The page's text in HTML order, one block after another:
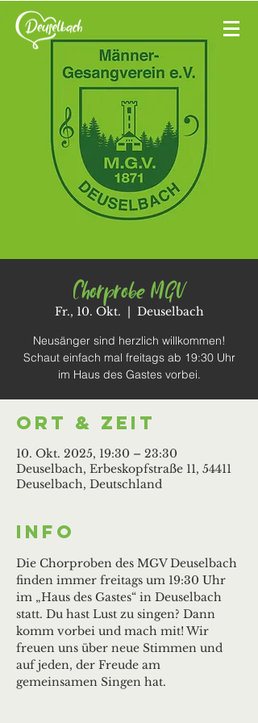
Chorprobe MGV
Fr., 10. Okt.
  |
Deuselbach
Neusänger sind herzlich willkommen!
Schaut einfach mal freitags ab 19:30 Uhr
im Haus des Gastes vorbei.
Ort & Zeit
10. Okt. 2025, 19:30 – 23:30
Deuselbach, Erbeskopfstraße 11, 54411
Deuselbach, Deutschland
Info
Die Chorproben des MGV Deuselbach
finden immer freitags um 19:30 Uhr
im „Haus des Gastes“ in Deuselbach
statt. Du hast Lust zu singen? Dann
komm vorbei und mach mit! Wir
freuen uns über neue Stimmen und
auf jeden, der Freude am
gemeinsamen Singen hat.